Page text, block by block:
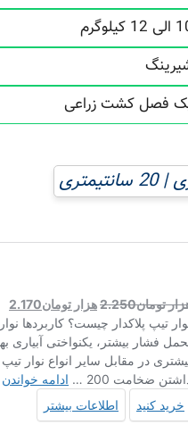
کیلوگرم
فصل کشت زراعی